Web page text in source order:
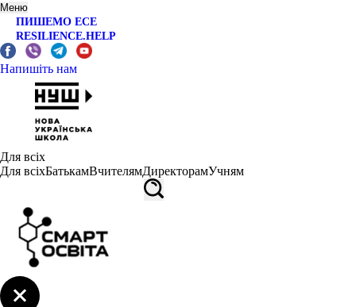
Меню
ПИШЕМО ЕСЕ
RESILIENCE.HELP
Напишіть нам
Для всіх
Для всіхБатькамВчителямДиректорамУчням